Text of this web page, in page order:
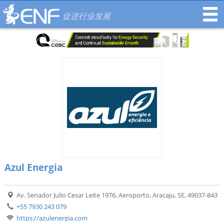
促进行业发展
Azul Energia
Av. Senador Julio Cesar Leite 1976, Aeroporto, Aracaju, SE, 49037-843
+55 7930 243 079
https://azulenergia.com